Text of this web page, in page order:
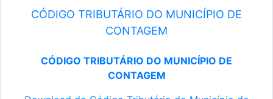
CÓDIGO TRIBUTÁRIO DO MUNICÍPIO DE
CONTAGEM
CÓDIGO TRIBUTÁRIO DO MUNICÍPIO DE
CONTAGEM